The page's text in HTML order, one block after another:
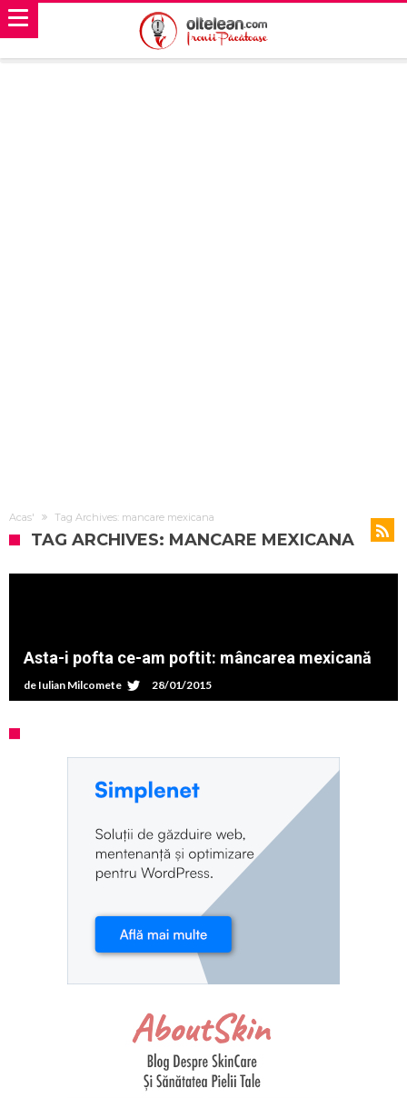
Acas' Tag Archives: mancare mexicana
TAG ARCHIVES: MANCARE MEXICANA
Asta-i pofta ce-am poftit: mâncarea mexicană
de Iulian Milcomete 28/01/2015